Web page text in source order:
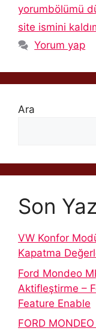
yorumbölümü
site ismini
Yorum yap
Ara
Son
VW Konfor
Kapatma
Ford Mondeo
Aktifleştirme –
Feature Enable
FORD